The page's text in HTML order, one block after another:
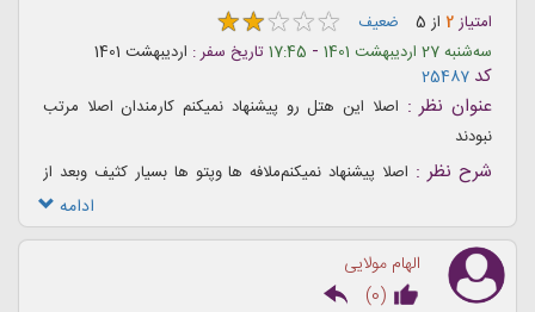
امتیاز2 از 5 ضعیف ★★★★★
★★★★★
ﺳﻪشنبه 27 اردیبهشت 1401 -
17:45تاریخ سفر : اردیبهشت 1401
کد 25487
عنوان نظر : اصلا این هتل رو پیشنهاد نمیکنم کارمندان اصلا مرتب
نبودند
شرح نظر : اصلا پیشنهاد نمیکنم‌ملافه ها ‌و‌پتو ها بسیار کثیف و‌بعد از
رفتن هر مسافر اصلا تعویض نشده بودند موکت کف اتاق اصلا تمیز نبود
اصلا توصیه نمیکنم
ادامه
الهام مولایی
(
0
)